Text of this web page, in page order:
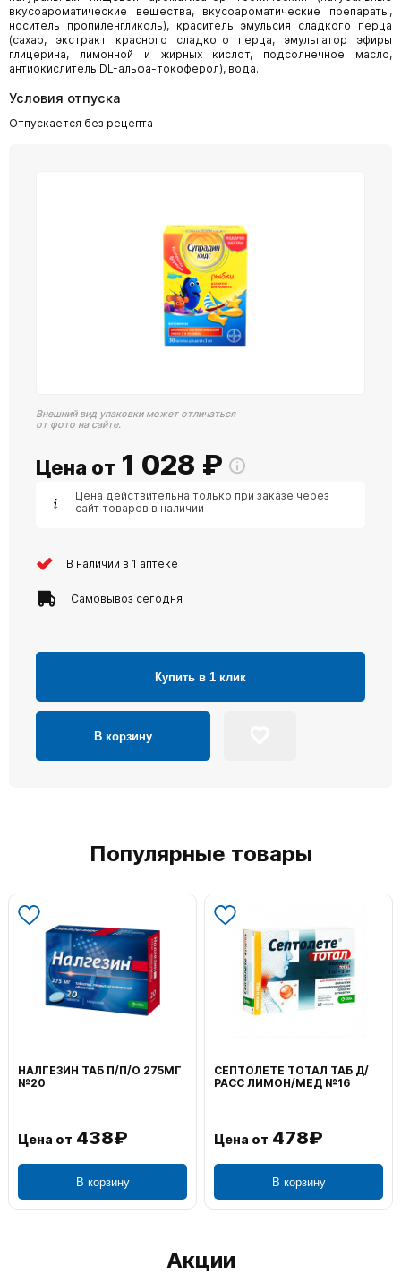
вкусоароматические вещества, вкусоароматические препараты,
носитель пропиленгликоль), краситель эмульсия сладкого перца
(сахар, экстракт красного сладкого перца, эмульгатор эфиры
глицерина, лимонной и жирных кислот, подсолнечное масло,
антиокислитель DL-альфа-токоферол), вода.
Условия отпуска
Отпускается без рецепта
Внешний вид упаковки может отличаться
от фото на сайте.
Цена от 1 028 ₽
Цена действительна только при заказе через
сайт товаров в наличии
В наличии в 1 аптеке
Самовывоз сегодня
Купить в 1 клик
В корзину
Популярные товары
НАЛГЕЗИН ТАБ П/П/О 275МГ
№20
Цена от 438₽
В корзину
СЕПТОЛЕТЕ ТОТАЛ ТАБ Д/
РАСС ЛИМОН/МЕД №16
Цена от 478₽
В корзину
Акции